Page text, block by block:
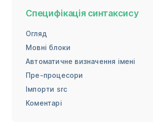
Специфікація синтаксису
Огляд
Мовні блоки
Автоматичне визначення імені
Пре-процесори
Імпорти src
Коментарі